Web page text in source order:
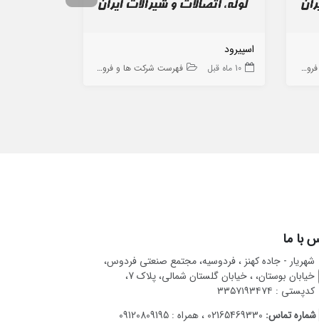
ها
اسپیرود
10 ماه قبل فهرست شرکت ها و فروشگاه ها
با ما
شهریار - جاده کهنز ، فردوسیه، مجتمع صنعتی فردوس،
خیابان بوستان، ، خیابان گلستان شمالی، پلاک 7،
کدپستی : ۳۳۵۷۱۹۳۴۷۴
شماره تماس: 02165469330 ، همراه : 09120809195